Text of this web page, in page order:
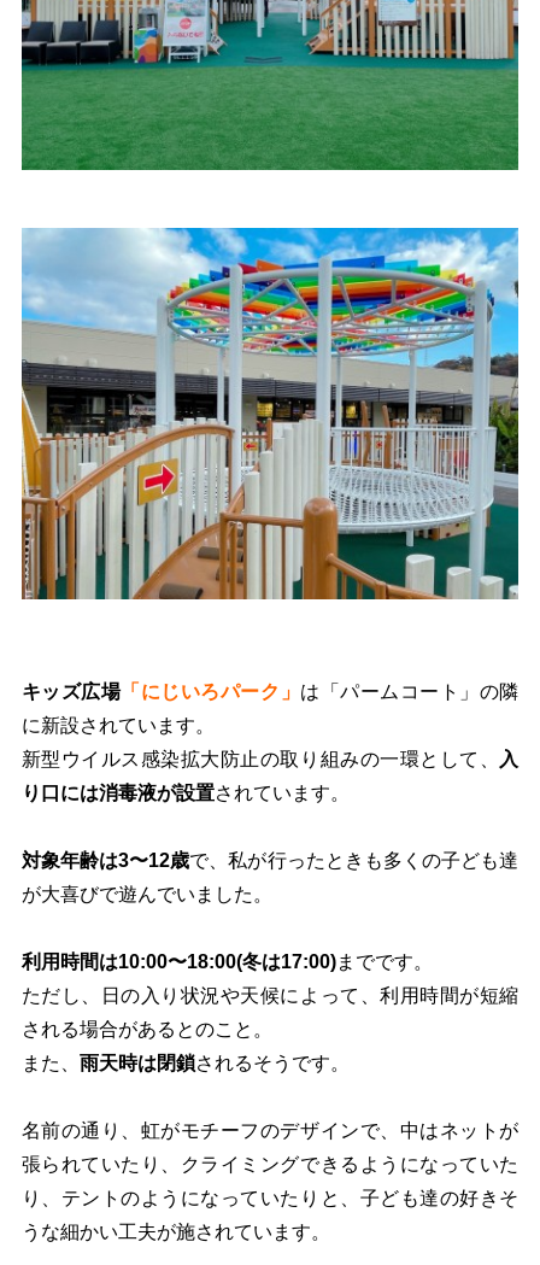
キッズ広場「にじいろパーク」 は「パームコート」の隣
に新設されています。
新型ウイルス感染拡大防止の取り組みの一環として、
入
り口には消毒液が設置されています。
対象年齢は3〜12歳で、私が行ったときも多くの子ども達
が大喜びで遊んでいました。
利用時間は10:00〜18:00(冬は17:00)までです。
ただし、日の入り状況や天候によって、利用時間が短縮
される場合があるとのこと。
また、 雨天時は閉鎖されるそうです。
名前の通り、虹がモチーフのデザインで、中はネットが
張られていたり、クライミングできるようになっていた
り、テントのようになっていたりと、子ども達の好きそ
うな細かい工夫が施されています。